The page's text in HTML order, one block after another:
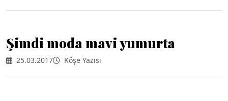
Şimdi moda mavi yumurta
25.03.2017 Köşe Yazısı